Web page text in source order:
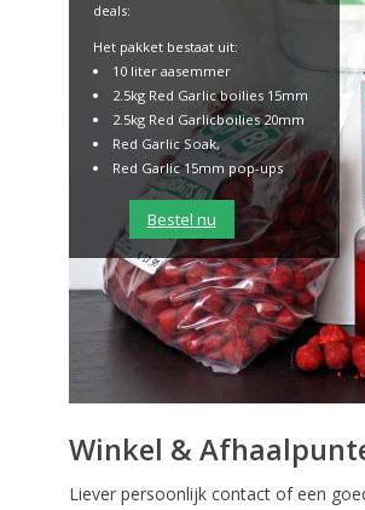
deals:
Het pakket bestaat uit:
10 liter aasemmer
2.5kg Red Garlic boilies 15mm
2.5kg Red Garlicboilies 20mm
Red Garlic Soak,
Red Garlic 15mm pop-ups
Bestel nu
Winkel &
Liever persoonlijk contact of een